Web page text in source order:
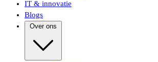
IT & innovatie
Blogs
Over ons